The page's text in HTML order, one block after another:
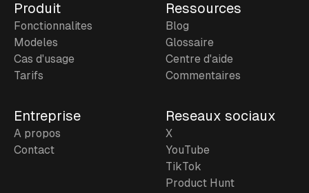
Produit
Fonctionnalites
Modeles
Cas d'usage
Tarifs
Ressources
Blog
Glossaire
Centre d'aide
Commentaires
Entreprise
A propos
Contact
Reseaux sociaux
X
YouTube
TikTok
Product Hunt